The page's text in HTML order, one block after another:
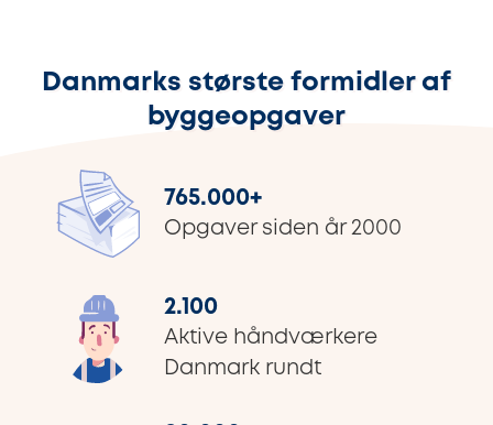
Danmarks største formidler af
byggeopgaver
765.000+
Opgaver siden år 2000
2.100
Aktive håndværkere
Danmark rundt